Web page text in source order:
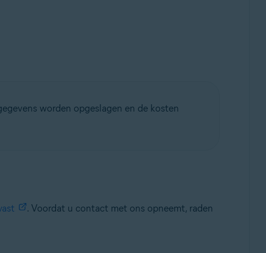
worden opgeslagen en de kosten
. Voordat u contact met ons opneemt, raden